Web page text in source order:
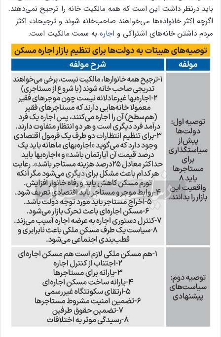
باید درنظر داشت این است که همه مالکیت خانه را ترجیح نمی‌‌‌‌دهند.
اگرچه اکثر خانواده‌‌‌‌ها می‌‌‌‌خواهند صاحب‌خانه شوند و ترجیحات اکثر
مردم داشتن خانه‌‌‌‌های اشتراکی و اجاره به سمت مالکیت است.